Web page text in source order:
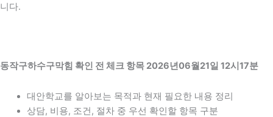
니다.
동작구하수구막힘 확인 전 체크 항목 2026년06월21일 12시17분
대안학교를 알아보는 목적과 현재 필요한 내용 정리
상담, 비용, 조건, 절차 중 우선 확인할 항목 구분